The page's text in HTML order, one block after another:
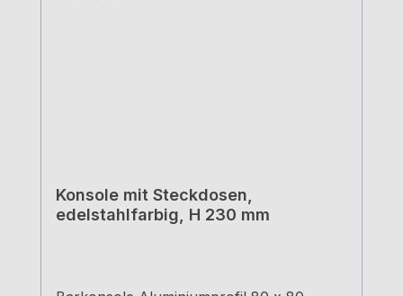
Konsole mit Steckdosen,
edelstahlfarbig, H 230 mm